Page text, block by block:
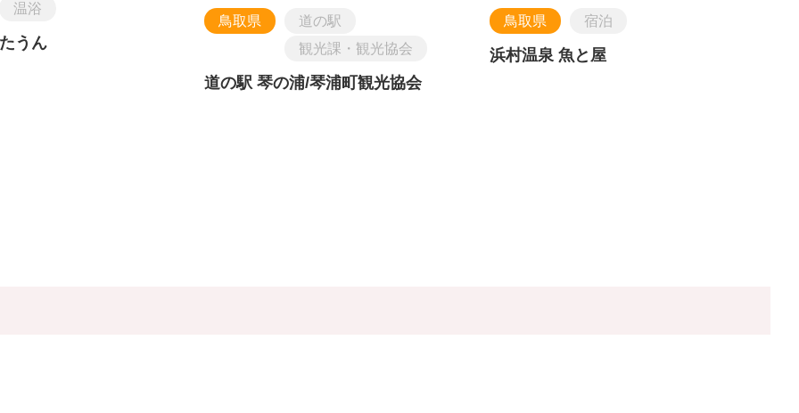
温浴
うん
鳥取県
道の駅
観光課・観光協会
道の駅 琴の浦/琴浦町観光協会
鳥取県 宿泊
浜村温泉 魚と屋